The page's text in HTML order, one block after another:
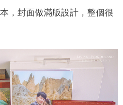
，封面做滿版設計，整個很